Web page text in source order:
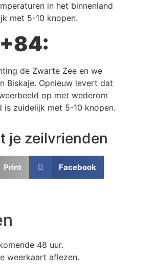
in het binnenland
met 5-10 knopen.
de Zwarte Zee en we
Biskaje. Opnieuw levert dat
op met wederom
is zuidelijk met 5-10 knopen.
je zeilvrienden
Print Facebook
48 uur.
weerkaart aflezen.